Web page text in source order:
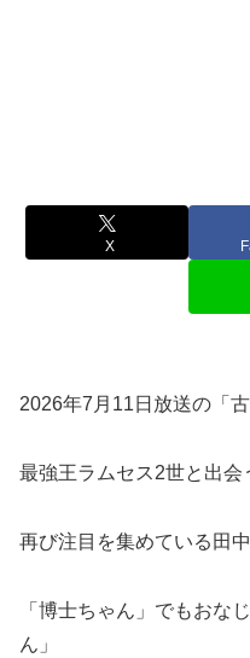
X
2026年7月11日放送の「
最強王ラムセス2世と出
再び注目を集めている田
「博士ちゃん」でもおな
ん」